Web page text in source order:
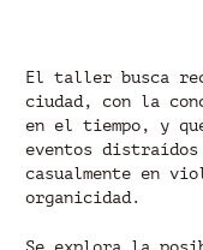
El taller busca
ciudad, con la
en el tiempo, y
eventos
casualmente en
organicidad.